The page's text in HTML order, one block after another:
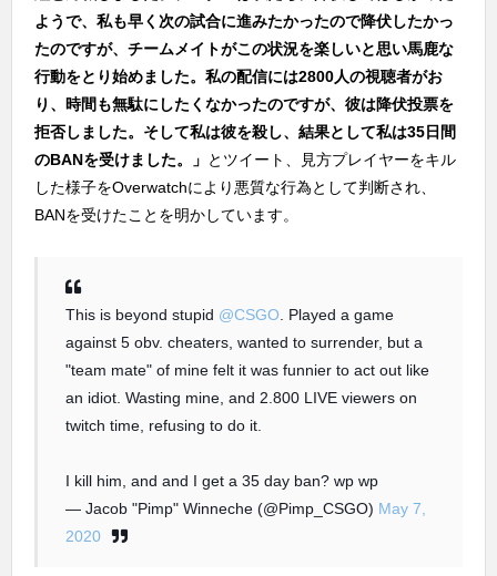
ようで、私も早く次の試合に進みたかったので降伏したかっ
たのですが、チームメイトがこの状況を楽しいと思い馬鹿な
行動をとり始めました。私の配信には2800人の視聴者がお
り、時間も無駄にしたくなかったのですが、彼は降伏投票を
拒否しました。そして私は彼を殺し、結果として私は35日間
のBANを受けました。」 とツイート、見方プレイヤーをキル
した様子をOverwatchにより悪質な行為として判断され、
BANを受けたことを明かしています。
This is beyond stupid @CSGO . Played a game
against 5 obv. cheaters, wanted to surrender, but a
"team mate" of mine felt it was funnier to act out like
an idiot. Wasting mine, and 2.800 LIVE viewers on
twitch time, refusing to do it.
I kill him, and and I get a 35 day ban? wp wp
— Jacob "Pimp" Winneche (@Pimp_CSGO) May 7,
2020